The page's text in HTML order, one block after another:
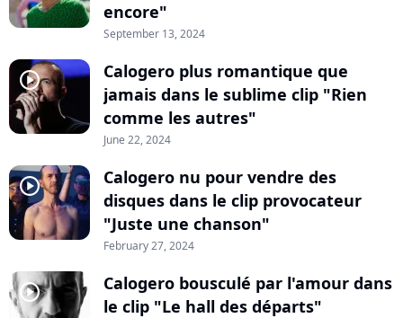
encore"
September 13, 2024
player2
Calogero plus romantique que
jamais dans le sublime clip "Rien
comme les autres"
June 22, 2024
player2
Calogero nu pour vendre des
disques dans le clip provocateur
"Juste une chanson"
February 27, 2024
player2
Calogero bousculé par l'amour dans
le clip "Le hall des départs"